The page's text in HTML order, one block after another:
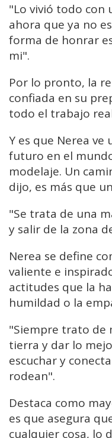
"Lo vivió todo con
ahora que ya no
forma de honrar
mi".
Por lo pronto, la
confiada en su
todo el trabajo
Y es que Nerea
futuro en el
modelaje. Un
dijo, es más que
"Se trata de una
y salir de la zona
Nerea se define
valiente e
actitudes que la
humildad o la
"Siempre trato de
tierra y dar lo
escuchar y
rodean".
Destaca como
es que asegura
cualquier cosa, lo